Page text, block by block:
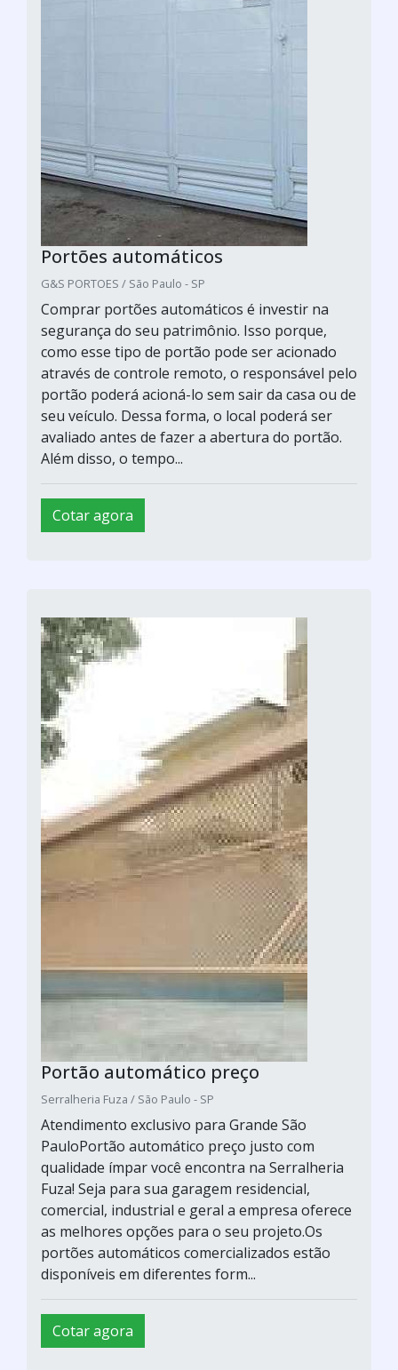
Portões automáticos
G&S PORTOES / São Paulo - SP
Comprar portões automáticos é investir na
segurança do seu patrimônio. Isso porque,
como esse tipo de portão pode ser acionado
através de controle remoto, o responsável pelo
portão poderá acioná-lo sem sair da casa ou de
seu veículo. Dessa forma, o local poderá ser
avaliado antes de fazer a abertura do portão.
Além disso, o tempo...
Cotar agora
Portão automático preço
Serralheria Fuza / São Paulo - SP
Atendimento exclusivo para Grande São
PauloPortão automático preço justo com
qualidade ímpar você encontra na Serralheria
Fuza! Seja para sua garagem residencial,
comercial, industrial e geral a empresa oferece
as melhores opções para o seu projeto.Os
portões automáticos comercializados estão
disponíveis em diferentes form...
Cotar agora